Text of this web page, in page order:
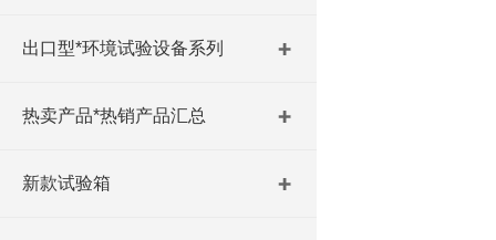
出口型*环境试验设备系列
热卖产品*热销产品汇总
新款试验箱